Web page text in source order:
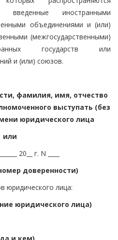
введенные иностранными
объединениями и (или)
(межгосударственными)
государств или
и (или) союзов.
фамилия, имя, отчество
выступать (без
юридического лица
или
20__ г. N ____
доверенности)
юридического лица:
юридического лица)